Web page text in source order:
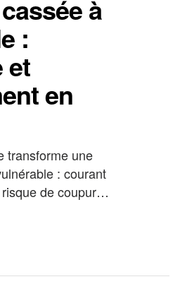
à
:
et
en
transforme une
: courant
risque de coupure
fissuré ou
d’urgence